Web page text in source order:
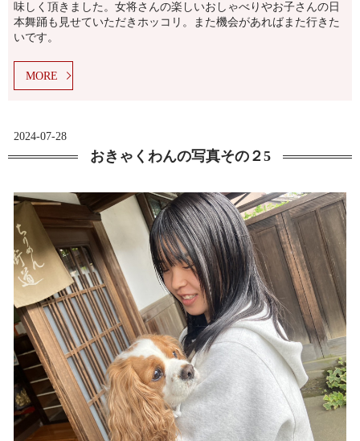
味しく頂きました。女将さんの楽しいおしゃべりやお子さんの日
本舞踊も見せていただきホッコリ。また機会があればまた行きた
いです。
MORE
2024-07-28
おきゃくわんの写真その２5